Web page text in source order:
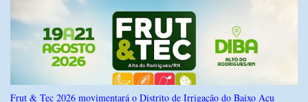
possui margem de erro de 2,5 pontos percentuais e nível de
confiança de 95%. Registro no TSE: RN-09520/2026
Frut & Tec 2026 movimentará o Distrito de Irrigação do Baixo Açu